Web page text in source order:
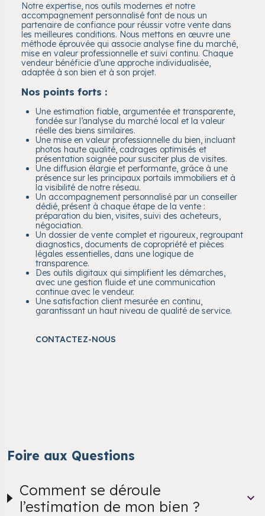
Notre expertise, nos outils modernes et notre
accompagnement personnalisé font de nous un
partenaire de confiance pour réussir votre vente dans
les meilleures conditions. Nous mettons en œuvre une
méthode éprouvée qui associe analyse fine du marché,
mise en valeur professionnelle et suivi continu. Chaque
vendeur bénéficie d’une approche individualisée,
adaptée à son bien et à son projet.
Nos points forts :
Une estimation fiable, argumentée et transparente,
fondée sur l’analyse du marché local et la valeur
réelle des biens similaires.
Une mise en valeur professionnelle du bien, incluant
photos haute qualité, cadrages optimisés et
présentation soignée pour susciter plus de visites.
Une diffusion élargie et performante, grâce à une
présence sur les principaux portails immobiliers et à
la visibilité de notre réseau.
Un accompagnement personnalisé par un conseiller
dédié, présent à chaque étape de la vente :
préparation du bien, visites, suivi des acheteurs,
négociation.
Un dossier de vente complet et rigoureux, regroupant
diagnostics, documents de copropriété et pièces
légales essentielles, dans une logique de
transparence.
Des outils digitaux qui simplifient les démarches,
avec une gestion fluide et une communication
continue avec le vendeur.
Une satisfaction client mesurée en continu,
garantissant un haut niveau de qualité de service.
CONTACTEZ-NOUS
Foire aux Questions
Comment se déroule
l’estimation de mon bien ?